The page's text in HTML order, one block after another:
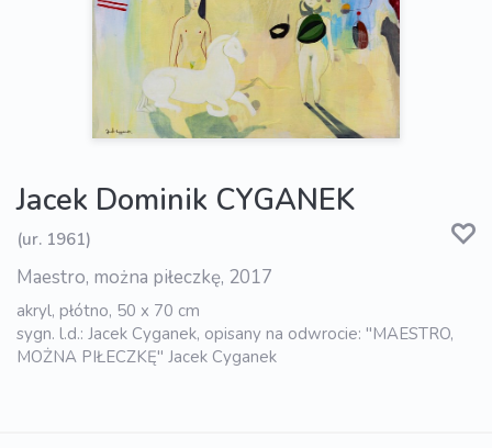
Jacek Dominik CYGANEK
(ur. 1961)
Maestro, można piłeczkę, 2017
akryl, płótno, 50 x 70 cm
sygn. l.d.: Jacek Cyganek, opisany na odwrocie: "MAESTRO,
MOŻNA PIŁECZKĘ" Jacek Cyganek